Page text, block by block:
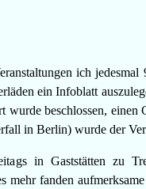
ich
ein Infoblatt
beschlossen,
in Berlin) wurde der
in Gaststätten zu
fanden